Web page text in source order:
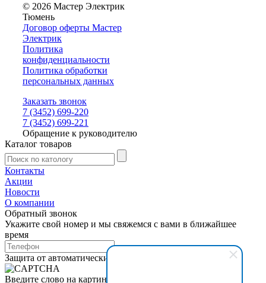
© 2026 Мастер Электрик
Тюмень
Договор оферты Мастер
Электрик
Политика
конфиденциальности
Политика обработки
персональных данных
Заказать звонок
7 (3452) 699-220
7 (3452) 699-221
Обращение к руководителю
Каталог товаров
Контакты
Акции
Новости
О компании
Обратный звонок
Укажите свой номер и мы свяжемся с вами в ближайшее
время
Защита от автоматических сообщений
Введите слово на картинке